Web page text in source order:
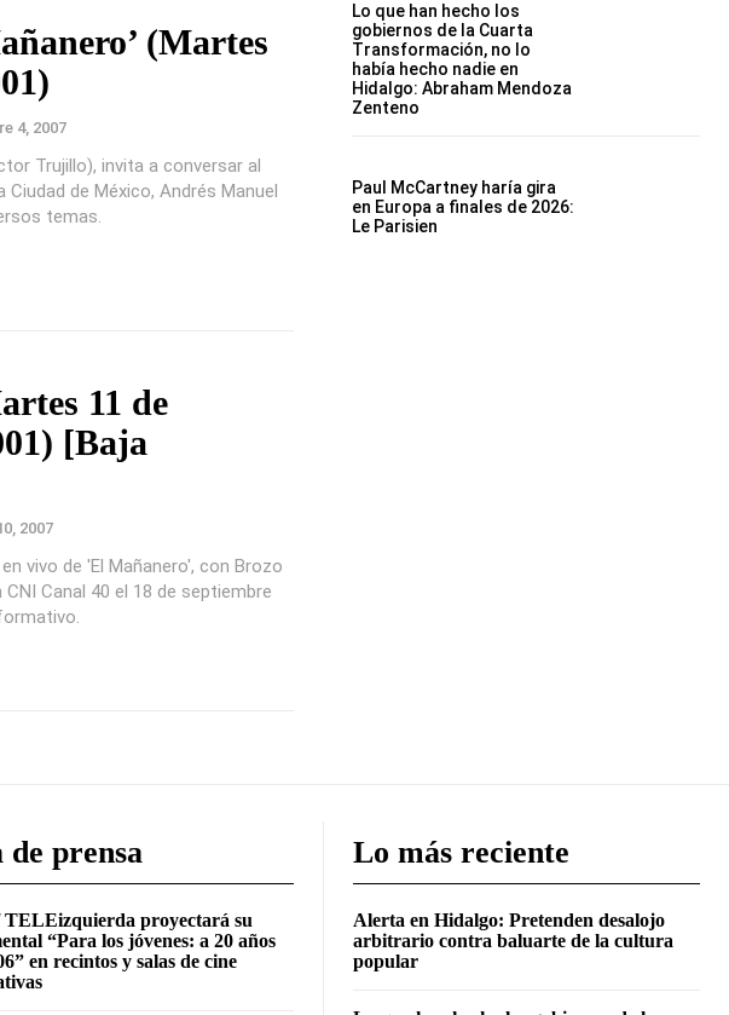
(Martes
4, 2007
Trujillo), invita a conversar al
de México, Andrés Manuel
temas.
11 de
[Baja
2007
vivo de 'El Mañanero', con Brozo
Canal 40 el 18 de septiembre
Lo que han hecho los
gobiernos de la Cuarta
Transformación, no lo
había hecho nadie en
Hidalgo: Abraham Mendoza
Zenteno
Paul McCartney haría gira
en Europa a finales de 2026:
Le Parisien
de prensa
TELEizquierda proyectará su
“Para los jóvenes: a 20 años
en recintos y salas de cine
Lo más reciente
Alerta en Hidalgo: Pretenden desalojo
arbitrario contra baluarte de la cultura
popular